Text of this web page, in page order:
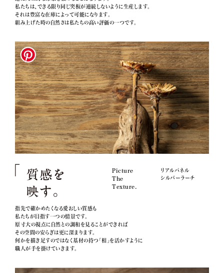
私たちは、できる限り同じ突板が連続しないように生産します。
それは豊富な在庫によって可能になります。
組み上げた時の自然さは私たちの高い評価の一つです。
Picture
The
Texture.
リアルパネル
シルバーラーチ
指先で確かめたくなる愛おしい質感も
私たちが目指す一つの情景です。
原寸大の視点に自然との調和を見ることができれば
その空間の安らぎは更に深まります。
何かを描き足すのではなく基材の持つ「相」を活かすように
職人が手を掛けていきます。